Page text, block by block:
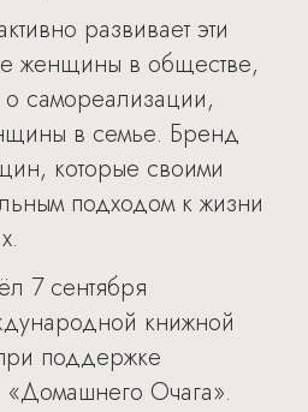
развивает эти
женщины в обществе,
самореализации,
в семье. Бренд
которые своими
подходом к жизни
7 сентября
книжной
поддержке
«Домашнего Очага».